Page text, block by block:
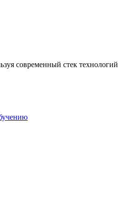
современный стек технологий